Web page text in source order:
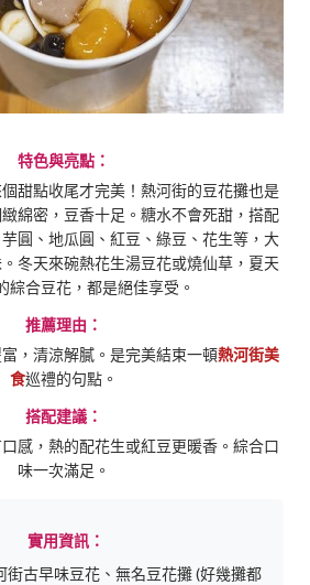
特色與亮點：
甜點收尾才完美！熱河街的豆花攤也是
綿密，豆香十足。糖水不會死甜，搭配
圓、地瓜圓、紅豆、綠豆、花生等，大
冬天來碗熱花生湯豆花或燒仙草，夏天
綜合豆花，都是絕佳享受。
推薦理由：
，清涼解膩。是完美結束一頓熱河街美
食巡禮的句點。
搭配建議：
感，熱的配花生或紅豆更暖香。綜合口
味一次滿足。
實用資訊：
街古早味豆花、無名豆花攤 (好幾攤都